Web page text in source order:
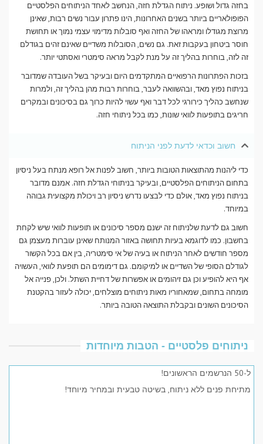
בחזה גדול ושופע. ניתוח הגדלת חזה, הנחשב לאחד הניתוחים הפלסטיים
הפופולאריים ביותר בשנים האחרונות, הינו פתרון עבור נשים רבות, שאינן
מרוצת מגודלו ומראהו של החזה ואף סובלות מדימוי עצמי נמוך או תחושת
חוסר ביטחון בעקבות זאת. גם נשים, הסובלות משדיים שאינם זהים בגודלם
זה לזה, בוחרות בהליך זה על מנת לקבל מראה סימטרי ואסתטי יותר.
בזכות הפתרונות הרפואיים המתקדמים היום ובעיקר בשל העובדה שמדובר
בניתוח נפוץ מאד, ובהשוואה לעבר, בוחרות רבות מהן בהליך זה, ולמרות
שנחשב כהליך כירורגי לכל דבר ואף עשוי להיות כרוך גם בסיכונים ובמקרים
חריגים בתופעות לוואי שונות, כמו בכל ניתוחי חזה.
חשוב וכדאי לדעת לפני הניתוח
כדי ליהנות מהתוצאות הטובות ביותר, חשוב לפנות אל רופא מנתח בעל ניסיון
בתחום הניתוחים הפלסטיים, ובעיקר בניתוחי הגדלת חזה. אמנם מדובר
בניתוח נפוץ מאד, אולם כדי לבצעו נדרש ניסיון רב ויכולת מקצועית גבוהה
במיוחד.
חשוב גם לדעת שלניתוח זה ישנם מספר סיכונים או תופעות לוואי שיש לקחת
בחשבון. כמו לדוגמא בעיות תחושה באזור המנותח שאינן עוברות מעצמן גם
מספר חודשים לאחר הניתוח או בעיה של אי סימטריה, בין אם בכל הקשור
לגודלם הסופי של השדיים או למיקומם. גם דימומים הם תופעת לוואי, העשויה
אף היא להופיע וכן גם זיהומים או אפשרות של דחיית השתל. ולכן, פנייה אל
מומחה בתחום, שמאחוריו מאות ניתוחים מוצלחים, יכולה לעזור בהקטנת
הסיכונים השונים ובקבלת התוצאה הטובה ביותר.
ניתוחים פלסטיים - הטבות מיוחדות
ל-50 הנרשמים הראשונים!
מתיחת פנים ללא ניתוח, בשיטה טבעית ובמחיר מיוחד!